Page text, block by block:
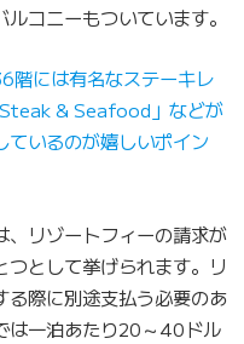
コニーもついています。
階には有名なステーキレ
& Seafood」などが
ているのが嬉しいポイン
、リゾートフィーの請求が
として挙げられます。リ
る際に別途支払う必要のあ
は一泊あたり20～40ドル